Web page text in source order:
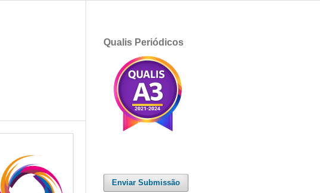
Qualis Periódicos
Enviar Submissão